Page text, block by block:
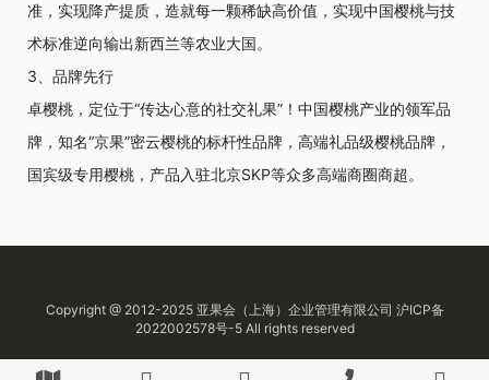
准，实现降产提质，造就每一颗稀缺高价值，实现中国樱桃与技
术标准逆向输出新西兰等农业大国。
3、品牌先行
卓樱桃，定位于“传达心意的社交礼果”！中国樱桃产业的领军品
牌，知名“京果”密云樱桃的标杆性品牌，高端礼品级樱桃品牌，
国宾级专用樱桃，产品入驻北京SKP等众多高端商圈商超。
Copyright @ 2012-2025 亚果会（上海）企业管理有限公司 沪ICP备
2022002578号-5All rights reserved